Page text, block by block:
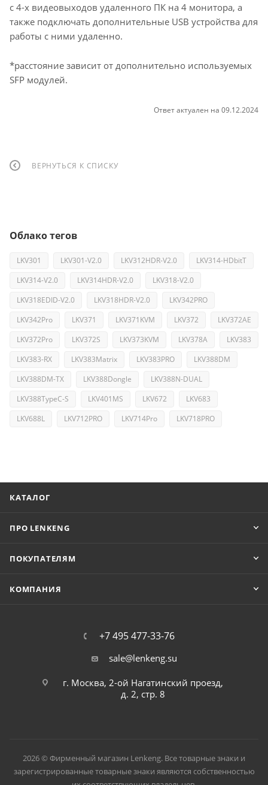
с 4-х видеовыходов удаленного ПК на 4 монитора, а
также подключать дополнительные USB устройства для
работы с ними удаленно.
*расстояние зависит от дополнительно используемых
SFP модулей.
Ответ актуален на 09.12.2024
ВЕРНУТЬСЯ К СПИСКУ
Облако тегов
LKV301 LKV301-V2.0 LKV312HDR-V2.0
LKV314-HDbitT
LKV314-V2.0
LKV314HDR-V2.0
LKV318-V2.0
LKV318EDID-V2.0
LKV318HDR-V2.0
LKV342PRO
LKV342Pro
LKV371 LKV371KVM LKV372
LKV372AE
LKV372Pro
LKV372S LKV373KVM LKV378A
LKV383
LKV383-RX
LKV383Matrix LKV383PRO
LKV388DM
LKV388DM-TX
LKV388Dongle
LKV388N-DUAL
LKV388TypeC-S
LKV401MS LKV672
LKV683
LKV688L
LKV712PRO LKV714Pro LKV718PRO
КАТАЛОГ
ПРО LENKENG
ПОКУПАТЕЛЯМ
КОМПАНИЯ
+7 495 477-33-76
sale@lenkeng.su
г. Москва, 2-ой Нагатинский проезд,
д. 2, стр. 8
2026 © Фирменный магазин Lenkeng. Все товарные знаки и
зарегистрированные товарные знаки являются собственностью